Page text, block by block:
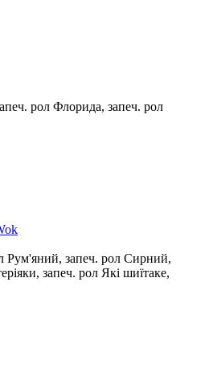
рол Флорида, запеч. рол
Рум'яний, запеч. рол Сирний,
запеч. рол Які шиїтаке,